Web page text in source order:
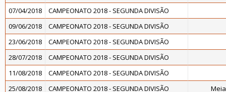
07/04/2018
CAMPEONATO 2018 - SEGUNDA DIVISÃO
09/06/2018
CAMPEONATO 2018 - SEGUNDA DIVISÃO
23/06/2018
CAMPEONATO 2018 - SEGUNDA DIVISÃO
28/07/2018
CAMPEONATO 2018 - SEGUNDA DIVISÃO
11/08/2018
CAMPEONATO 2018 - SEGUNDA DIVISÃO
25/08/2018
CAMPEONATO 2018 - SEGUNDA DIVISÃO